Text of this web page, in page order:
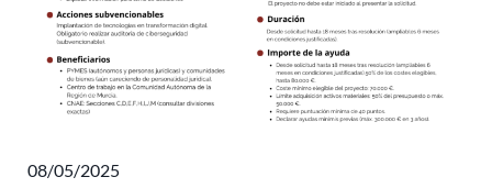
08/05/2025